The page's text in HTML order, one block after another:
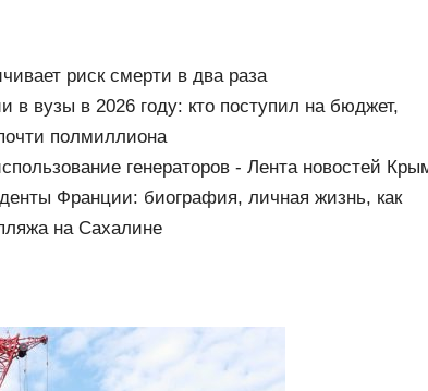
риск смерти в два раза
в вузы в 2026 году: кто поступил на бюджет,
последние новости
полмиллиона
генераторов - Лента новостей
Франции: биография, личная жизнь, как
на выборы президента Франции 2027,
на Сахалине